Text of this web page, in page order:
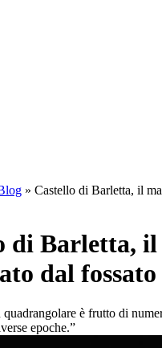
» Castello di Barletta, il
di Barletta,
dal fossato
quadrangolare è frutto di
epoche.”